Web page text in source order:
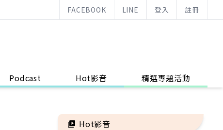
FACEBOOK LINE 登入 註冊
Podcast Hot影音 精選專題活動
Hot影音